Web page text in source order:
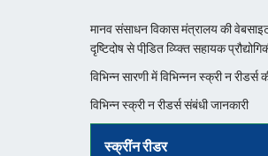
मानव संसाधन विकास मंत्रालय की
दृष्टिदोष से पीडि़त व्य्क्ति सहायक
विभिन्न सारणी में विभिन्नन स्क्री न रीडर्स
विभिन्न स्क्री न रीडर्स संबंधी जानकारी
स्क्रींन रीडर